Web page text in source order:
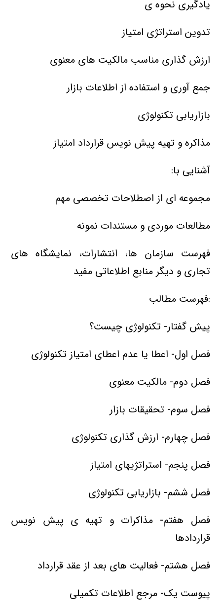
یادگیری نحوه ی
تدوین استراتژی امتیاز
ارزش گذاری مناسب مالکیت های معنوی
جمع آوری و استفاده از اطلاعات بازار
بازاریابی تکنولوژی
مذاکره و تهیه پیش نویس قرارداد امتیاز
آشنایی با:
مجموعه ای از اصطلاحات تخصصی مهم
مطالعات موردی و مستندات نمونه
فهرست سازمان ها، انتشارات، نمایشگاه های
تجاری و دیگر منابع اطلاعاتی مفید
:فهرست مطالب
پیش گفتار- تکنولوژی چیست؟
فصل اول- اعطا یا عدم اعطای امتیاز تکنولوژی
فصل دوم- مالکیت معنوی
فصل سوم- تحقیقات بازار
فصل چهارم- ارزش گذاری تکنولوژی
فصل پنجم- استراتژیهای امتیاز
فصل ششم- بازاریابی تکنولوژی
فصل هفتم- مذاکرات و تهیه ی پیش نویس
قراردادها
فصل هشتم- فعالیت های بعد از عقد قرارداد
پیوست یک- مرجع اطلاعات تکمیلی